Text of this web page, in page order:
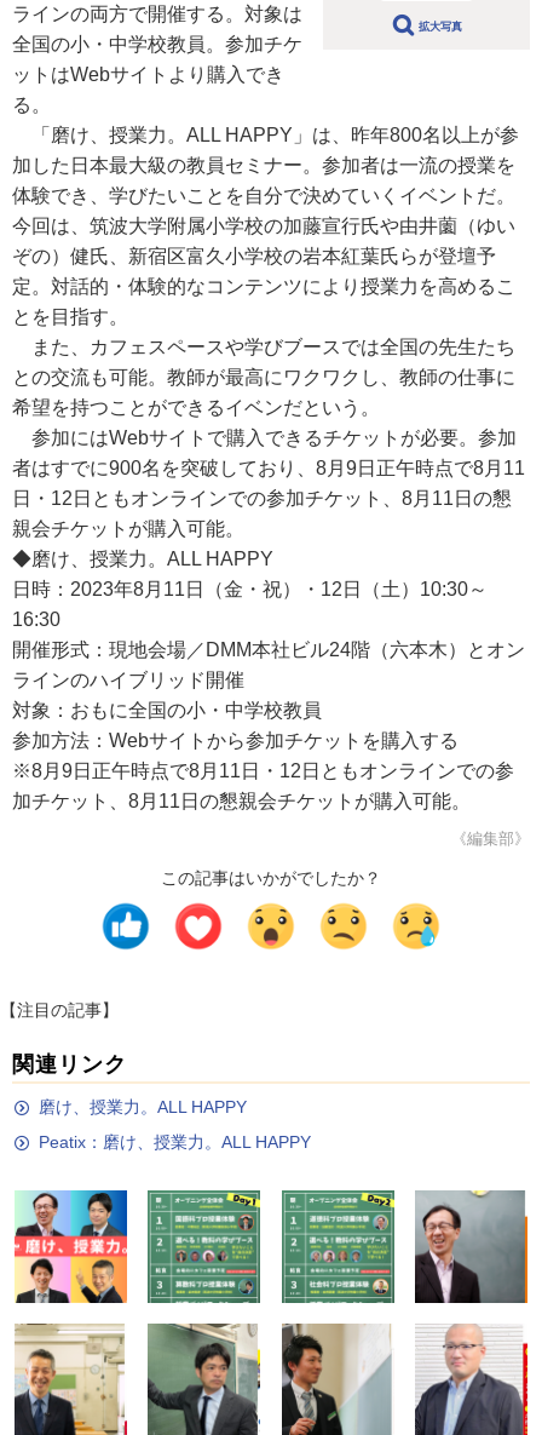
拡大写真
ラインの両方で開催する。対象は
全国の小・中学校教員。参加チケ
ットはWebサイトより購入でき
る。
「磨け、授業⼒。ALL HAPPY」は、昨年800名以上が参
加した日本最大級の教員セミナー。参加者は一流の授業を
体験でき、学びたいことを自分で決めていくイベントだ。
今回は、筑波大学附属小学校の加藤宣行氏や由井薗（ゆい
ぞの）健氏、新宿区富久小学校の岩本紅葉氏らが登壇予
定。対話的・体験的なコンテンツにより授業力を高めるこ
とを目指す。
また、カフェスペースや学びブースでは全国の先生たち
との交流も可能。教師が最高にワクワクし、教師の仕事に
希望を持つことができるイベンだという。
参加にはWebサイトで購入できるチケットが必要。参加
者はすでに900名を突破しており、8月9日正午時点で8月11
日・12日ともオンラインでの参加チケット、8月11日の懇
親会チケットが購入可能。
◆磨け、授業⼒。ALL HAPPY
日時：2023年8月11日（金・祝）・12日（土）10:30～
16:30
開催形式：現地会場／DMM本社ビル24階（六本木）とオン
ラインのハイブリッド開催
対象：おもに全国の小・中学校教員
参加方法：Webサイトから参加チケットを購入する
※8月9日正午時点で8月11日・12日ともオンラインでの参
加チケット、8月11日の懇親会チケットが購入可能。
《編集部》
この記事はいかがでしたか？
【注目の記事】
関連リンク
磨け、授業⼒。ALL HAPPY
Peatix：磨け、授業力。ALL HAPPY